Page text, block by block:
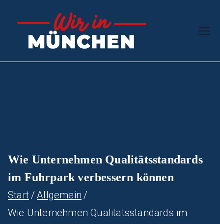
Inhalt
springen
Münc
Wie Unternehmen Qualitätsstandards
im Fuhrpark verbessern können
Start
Allgemein
Wie Unternehmen Qualitätsstandards im